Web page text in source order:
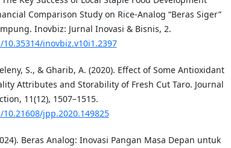
Comparison Study on Rice-Analog “Beras Siger”
Inovbiz: Jurnal Inovasi & Bisnis, 2.
inovbiz.v10i1.2397
S., & Gharib, A. (2020). Effect of Some Antioxidant
Attributes and Storability of Fresh Cut Taro. Journal
11(12), 1507–1515.
jpp.2020.149825
Beras Analog: Inovasi Pangan Masa Depan untuk